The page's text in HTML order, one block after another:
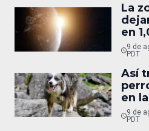
La
en
9 de
PDT
Así
en
9 de
PDT